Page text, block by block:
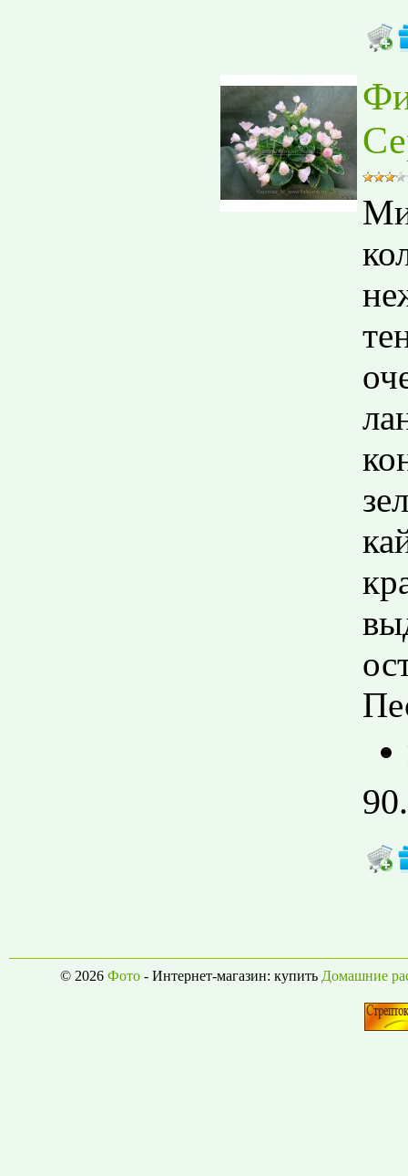
© 2026 Фото - Интернет-магазин: купить Домашние